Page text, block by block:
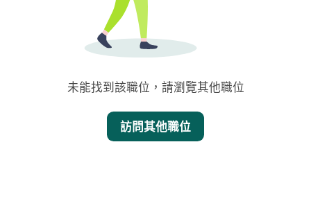
未能找到該職位，請瀏覽其他職位
訪問其他職位